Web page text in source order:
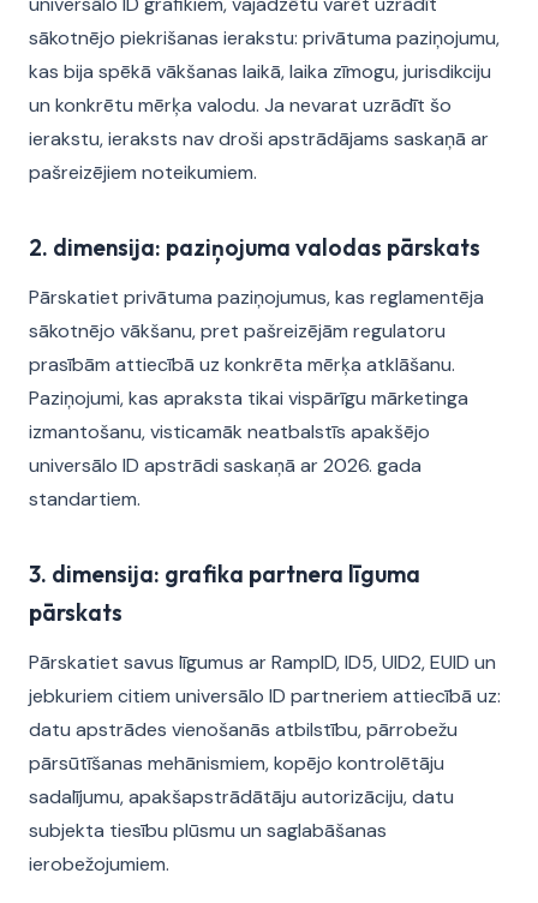
sākotnējo piekrišanas ierakstu: privātuma paziņojumu,
kas bija spēkā vākšanas laikā, laika zīmogu, jurisdikciju
un konkrētu mērķa valodu. Ja nevarat uzrādīt šo
ierakstu, ieraksts nav droši apstrādājams saskaņā ar
pašreizējiem noteikumiem.
2. dimensija: paziņojuma valodas pārskats
Pārskatiet privātuma paziņojumus, kas reglamentēja
sākotnējo vākšanu, pret pašreizējām regulatoru
prasībām attiecībā uz konkrēta mērķa atklāšanu.
Paziņojumi, kas apraksta tikai vispārīgu mārketinga
izmantošanu, visticamāk neatbalstīs apakšējo
universālo ID apstrādi saskaņā ar 2026. gada
standartiem.
3. dimensija: grafika partnera līguma
pārskats
Pārskatiet savus līgumus ar RampID, ID5, UID2, EUID un
jebkuriem citiem universālo ID partneriem attiecībā uz:
datu apstrādes vienošanās atbilstību, pārrobežu
pārsūtīšanas mehānismiem, kopējo kontrolētāju
sadalījumu, apakšapstrādātāju autorizāciju, datu
subjekta tiesību plūsmu un saglabāšanas
ierobežojumiem.